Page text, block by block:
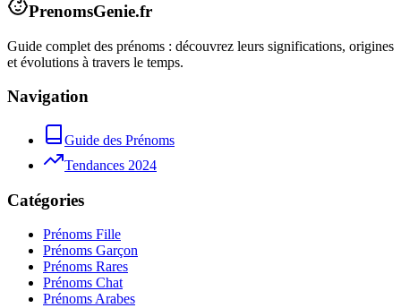
PrenomsGenie.fr
Guide complet des prénoms : découvrez leurs significations, origines
et évolutions à travers le temps.
Navigation
Guide des Prénoms
Tendances 2024
Catégories
Prénoms Fille
Prénoms Garçon
Prénoms Rares
Prénoms Chat
Prénoms Arabes